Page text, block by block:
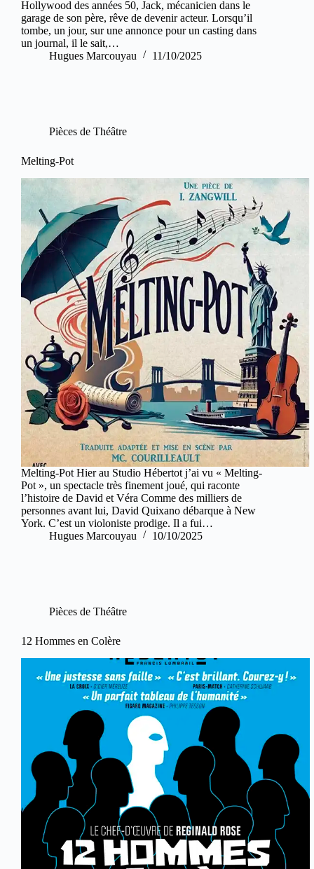
Hollywood des années 50, Jack, mécanicien dans le
garage de son père, rêve de devenir acteur. Lorsqu’il
tombe, un jour, sur une annonce pour un casting dans
un journal, il le sait,…
Hugues Marcouyau
11/10/2025
Pièces de Théâtre
Melting-Pot
Melting-Pot Hier au Studio Hébertot j’ai vu « Melting-
Pot », un spectacle très finement joué, qui raconte
l’histoire de David et Véra Comme des milliers de
personnes avant lui, David Quixano débarque à New
York. C’est un violoniste prodige. Il a fui…
Hugues Marcouyau
10/10/2025
Pièces de Théâtre
12 Hommes en Colère